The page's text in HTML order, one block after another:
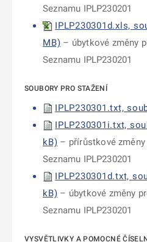
Seznamu IPLP230201
IPLP230301d.xls,
MB) – úbytkové změny
Seznamu IPLP230201
SOUBORY PRO STAŽENÍ
IPLP230301.txt,
IPLP230301i.txt,
kB) – přírůstkové
Seznamu IPLP230201
IPLP230301d.txt,
kB) – úbytkové změny
Seznamu IPLP230201
VYSVĚTLIVKY A POMOCNÉ